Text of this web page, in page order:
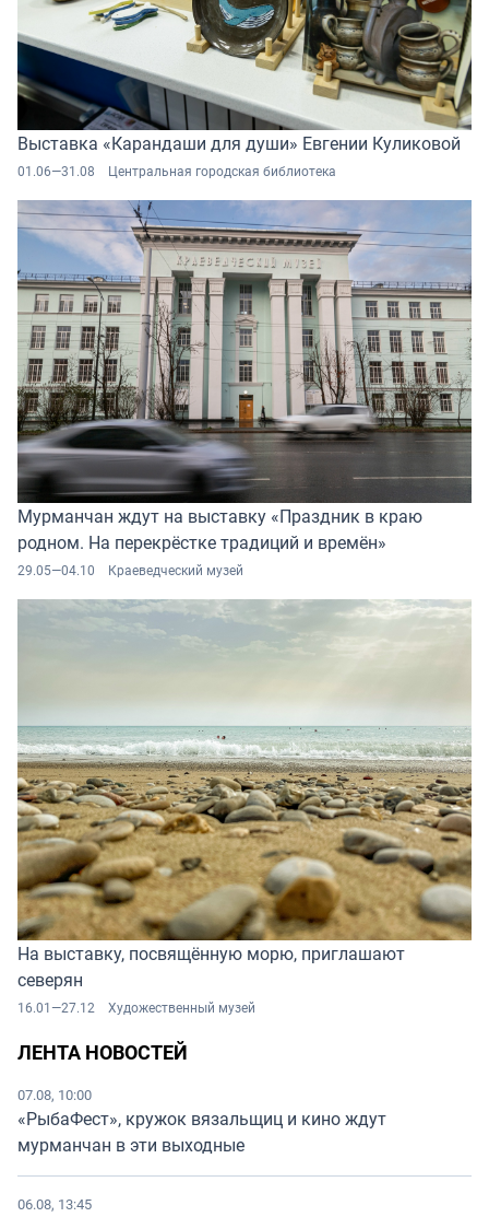
ЛЕНТА НОВОСТЕЙ
07.08, 10:00
«РыбаФест», кружок вязальщиц и кино ждут
мурманчан в эти выходные
06.08, 13:45
Выставка «Карандаши для души» Евгении Куликовой
01.06—31.08 Центральная городская библиотека
Мурманчан ждут на выставку «Праздник в краю
родном. На перекрёстке традиций и времён»
29.05—04.10 Краеведческий музей
На выставку, посвящённую морю, приглашают
северян
16.01—27.12 Художественный музей